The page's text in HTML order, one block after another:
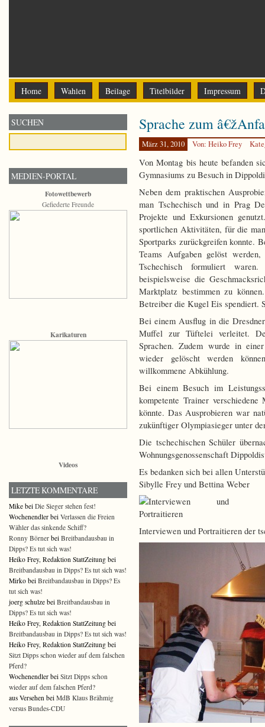
Home Wahlen Beilage Titelbilder Impressum
Sprache zum
März 31, 2010 Von: Heiko Frey
Von Montag bis heute befanden
Gymnasiums zu Besuch in
Neben dem praktischen
man Tschechisch und in Prag
Projekte und Exkursionen
sportlichen Aktivitäten, für die
Sportparks zurückgreifen konnte.
Teams Aufgaben gelöst
Tschechisch formuliert
beispielsweise die
Marktplatz bestimmen zu
Betreiber die Kugel Eis spendiert.
Bei einem Ausflug in die
Muffel zur Tüftelei verleitet.
Sprachen. Zudem wurde in
wieder gelöscht werden
willkommene Abkühlung.
Bei einem Besuch im
kompetente Trainer
könnte. Das Ausprobieren war
zukünftiger Olympiasieger unter
Die tschechischen Schüler
Wohnungsgenossenschaft
Es bedanken sich bei allen
Sibylle Frey und Bettina Weber
Interviewen und Portraitieren der
SUCHEN
MEDIEN-PORTAL
Fotowettbewerb
Gefiederte Freunde
Karikaturen
Videos
LETZTE KOMMENTARE
Mike bei Die Sieger stehen fest!
Wochenendler bei Verlassen die Freien
Wähler das sinkende Schiff?
Ronny Börner bei Breitbandausbau in
Dipps? Es tut sich was!
Heiko Frey, Redaktion StattZeitung bei
Breitbandausbau in Dipps? Es tut sich was!
Mirko bei Breitbandausbau in Dipps? Es
tut sich was!
joerg schulze bei Breitbandausbau in
Dipps? Es tut sich was!
Heiko Frey, Redaktion StattZeitung bei
Breitbandausbau in Dipps? Es tut sich was!
Heiko Frey, Redaktion StattZeitung bei
Sitzt Dipps schon wieder auf dem falschen
Pferd?
Wochenendler bei Sitzt Dipps schon
wieder auf dem falschen Pferd?
aus Versehen bei MdB Klaus Brähmig
versus Bundes-CDU